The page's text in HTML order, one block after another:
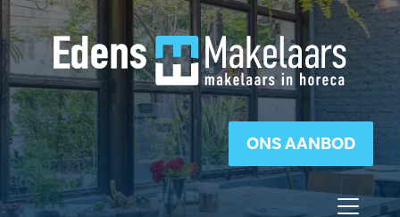
ONS AANBOD